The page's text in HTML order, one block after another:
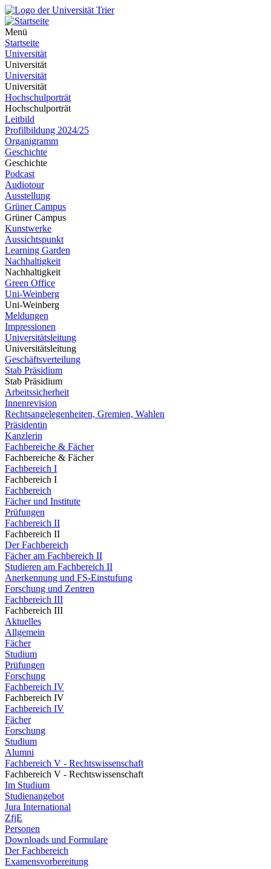
Menü
Startseite
Universität
Universität
Universität
Universität
Hochschulporträt
Hochschulporträt
Leitbild
Profilbildung 2024/25
Organigramm
Geschichte
Geschichte
Podcast
Audiotour
Ausstellung
Grüner Campus
Grüner Campus
Kunstwerke
Aussichtspunkt
Learning Garden
Nachhaltigkeit
Nachhaltigkeit
Green Office
Uni-Weinberg
Uni-Weinberg
Meldungen
Impressionen
Universitätsleitung
Universitätsleitung
Geschäftsverteilung
Stab Präsidium
Stab Präsidium
Arbeitssicherheit
Innenrevision
Rechtsangelegenheiten, Gremien, Wahlen
Präsidentin
Kanzlerin
Fachbereiche & Fächer
Fachbereiche & Fächer
Fachbereich I
Fachbereich I
Fachbereich
Fächer und Institute
Prüfungen
Fachbereich II
Fachbereich II
Der Fachbereich
Fächer am Fachbereich II
Studieren am Fachbereich II
Anerkennung und FS-Einstufung
Forschung und Zentren
Fachbereich III
Fachbereich III
Aktuelles
Allgemein
Fächer
Studium
Prüfungen
Forschung
Fachbereich IV
Fachbereich IV
Fachbereich IV
Fächer
Forschung
Studium
Alumni
Fachbereich V - Rechtswissenschaft
Fachbereich V - Rechtswissenschaft
Im Studium
Studienangebot
Jura International
ZfjE
Personen
Downloads und Formulare
Der Fachbereich
Examensvorbereitung